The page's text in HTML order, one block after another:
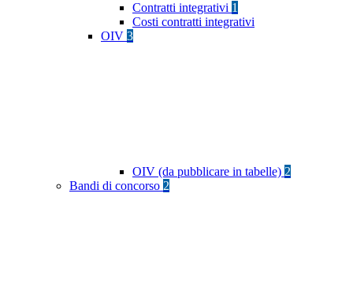
Contratti integrativi 1
Costi contratti integrativi
OIV 3
OIV (da pubblicare in tabelle) 2
Bandi di concorso 2